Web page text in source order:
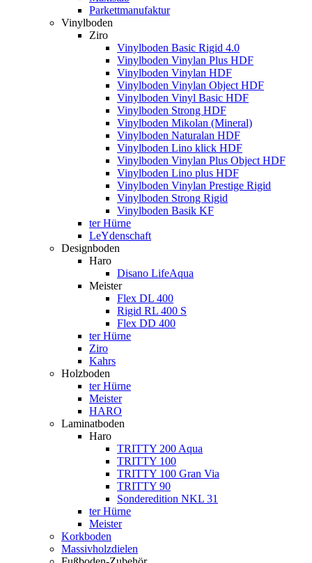
Parkettmanufaktur
Vinylboden
Ziro
Vinylboden Basic Rigid 4.0
Vinylboden Vinylan Plus HDF
Vinylboden Vinylan HDF
Vinylboden Vinylan Object HDF
Vinylboden Vinyl Basic HDF
Vinylboden Strong HDF
Vinylboden Mikolan (Mineral)
Vinylboden Naturalan HDF
Vinylboden Lino klick HDF
Vinylboden Vinylan Plus Object HDF
Vinylboden Lino plus HDF
Vinylboden Vinylan Prestige Rigid
Vinylboden Strong Rigid
Vinylboden Basik KF
ter Hürne
LeYdenschaft
Designboden
Haro
Disano LifeAqua
Meister
Flex DL 400
Rigid RL 400 S
Flex DD 400
ter Hürne
Ziro
Kahrs
Holzboden
ter Hürne
Meister
HARO
Laminatboden
Haro
TRITTY 200 Aqua
TRITTY 100
TRITTY 100 Gran Via
TRITTY 90
Sonderedition NKL 31
ter Hürne
Meister
Korkboden
Massivholzdielen